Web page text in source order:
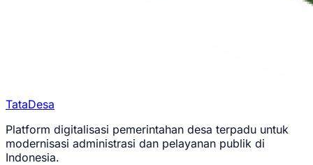
TataDesa
Platform digitalisasi pemerintahan desa terpadu untuk
modernisasi administrasi dan pelayanan publik di
Indonesia.